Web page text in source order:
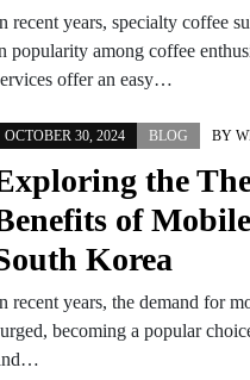
recent years, specialty coffee
popularity among coffee
offer an easy…
OCTOBER 30, 2024 BLOG BY
the
of
Korea
recent years, the demand for
becoming a popular